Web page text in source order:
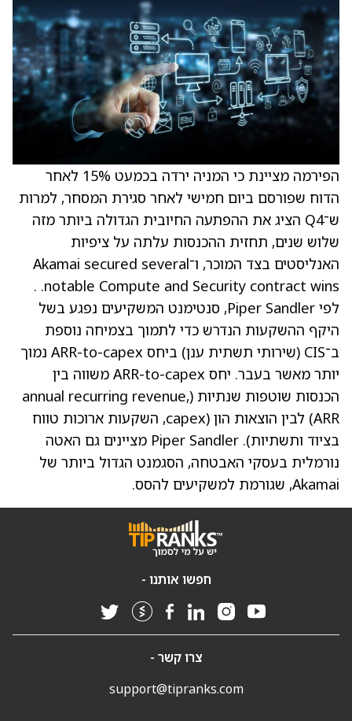
הפירמה מציינת כי המניה ירדה בכמעט 15% לאחר
הדוח שפורסם ביום חמישי לאחר סגירת המסחר, למרות
ש־Q4 הציג את ההפתעה החיובית הגדולה ביותר מזה
שלוש שנים, תחזית ההכנסות עלתה על ציפיות
האנליסטים בצד המוכר, ו־Akamai secured several
notable Compute and Security contract wins. .
לפי Piper Sandler, סנטימנט המשקיעים נפגע בשל
היקף ההשקעות הנדרש כדי לתמוך בצמיחה נוספת
ב־CIS (שירותי תשתית ענן) ביחס ARR-to-capex נמוך
יותר מאשר בעבר. יחס ARR-to-capex משווה בין
הכנסות שוטפות שנתיות (annual recurring revenue,
ARR) לבין הוצאות הון (capex, השקעות ארוכות טווח
בציוד ותשתיות). Piper Sandler מציינים גם האטה
נורמלית בעסקי האבטחה, הסגמנט הגדול ביותר של
Akamai, שגורמת למשקיעים להסס.
חפשו אותנו -
צרו קשר -
support@tipranks.com